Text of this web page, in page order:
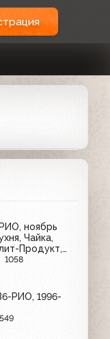
ноябрь
Чайка,
Продукт,
1058
РИО, 1996-